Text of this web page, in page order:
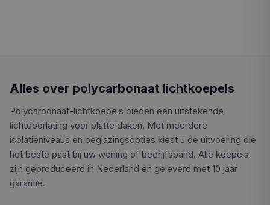
Alles over polycarbonaat lichtkoepels
Polycarbonaat-lichtkoepels bieden een uitstekende
lichtdoorlating voor platte daken. Met meerdere
isolatieniveaus en beglazingsopties kiest u de uitvoering die
het beste past bij uw woning of bedrijfspand. Alle koepels
zijn geproduceerd in Nederland en geleverd met 10 jaar
garantie.